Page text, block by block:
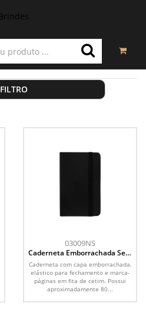
FILTRO
03009NS
Caderneta Emborrachada Sem
Caderneta com capa emborrachada,
elástico para fechamento e marca-
páginas em fita de cetim. Possui
aproximadamente 80...